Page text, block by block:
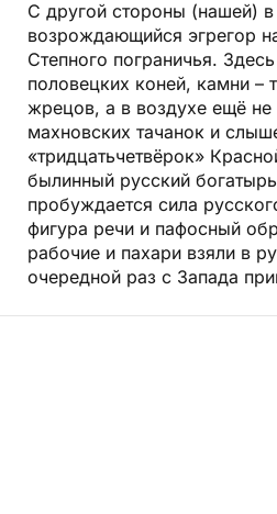
С другой стороны (нашей) в
возрождающийся эгрегор
Степного пограничья.
половецких коней, камни –
жрецов, а в воздухе ещё не
махновских тачанок и
«тридцатьчетвёрок»
былинный русский
пробуждается сила
фигура речи и пафосный
рабочие и пахари взяли в
очередной раз с Запада